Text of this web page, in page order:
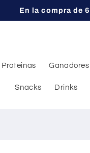
En la compra de
Proteinas Ganadores
Snacks Drinks